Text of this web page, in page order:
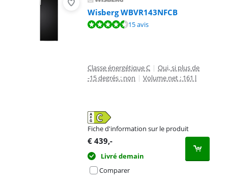
Wisberg WBVR143NFCB
La note est de 9,2 sur 10, basée sur 15 avis.15 avis
Classe énergétique C | Oui, si plus de
-15 degrés : non | Volume net : 161 l
Fiche d'information sur le produit
s'ouvre dans un nouvel onglet
€ 439,-
Livré demain
Comparer